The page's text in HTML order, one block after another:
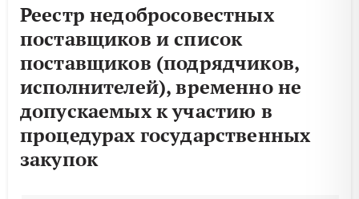
Реестр недобросовестных
поставщиков и список
поставщиков (подрядчиков,
исполнителей), временно не
допускаемых к участию в
процедурах государственных
закупок